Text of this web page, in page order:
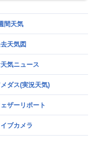
間天気
天気図
気ニュース
ダス(実況天気)
ザーリポート
ブカメラ